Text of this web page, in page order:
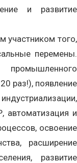
и развитие
участником того,
перемены.
раз!), появление
автоматизация и
освоение
расширение
развитие